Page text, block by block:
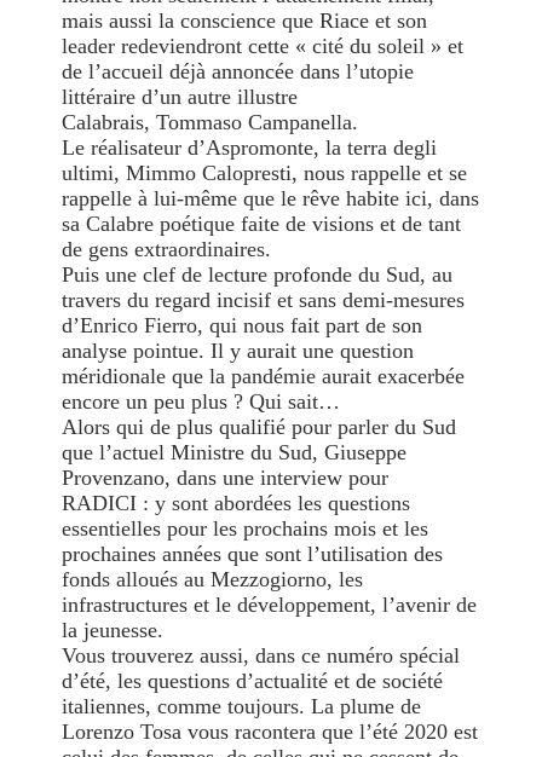
mais aussi la conscience que Riace et son
leader redeviendront cette « cité du soleil » et
de l’accueil déjà annoncée dans l’utopie
littéraire d’un autre illustre
Calabrais, Tommaso Campanella.
Le réalisateur d’Aspromonte, la terra degli
ultimi, Mimmo Calopresti, nous rappelle et se
rappelle à lui-même que le rêve habite ici, dans
sa Calabre poétique faite de visions et de tant
de gens extraordinaires.
Puis une clef de lecture profonde du Sud, au
travers du regard incisif et sans demi-mesures
d’Enrico Fierro, qui nous fait part de son
analyse pointue. Il y aurait une question
méridionale que la pandémie aurait exacerbée
encore un peu plus ? Qui sait…
Alors qui de plus qualifié pour parler du Sud
que l’actuel Ministre du Sud, Giuseppe
Provenzano, dans une interview pour
RADICI : y sont abordées les questions
essentielles pour les prochains mois et les
prochaines années que sont l’utilisation des
fonds alloués au Mezzogiorno, les
infrastructures et le développement, l’avenir de
la jeunesse.
Vous trouverez aussi, dans ce numéro spécial
d’été, les questions d’actualité et de société
italiennes, comme toujours. La plume de
Lorenzo Tosa vous racontera que l’été 2020 est